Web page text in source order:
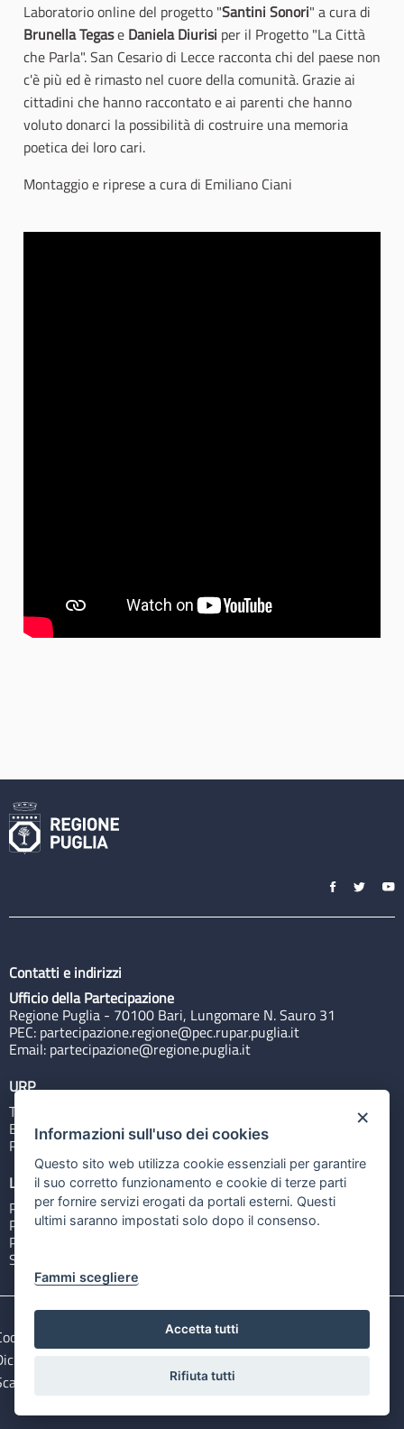
Laboratorio online del progetto "Santini Sonori" a cura di
Brunella Tegase Daniela Diurisi per il Progetto "La Città
che Parla". San Cesario di Lecce racconta chi del paese non
c'è più ed è rimasto nel cuore della comunità. Grazie ai
cittadini che hanno raccontato e ai parenti che hanno
voluto donarci la possibilità di costruire una memoria
poetica dei loro cari.
Montaggio e riprese a cura di Emiliano Ciani
Contatti e indirizzi
Ufficio della Partecipazione
Regione Puglia - 70100 Bari, Lungomare N. Sauro 31
PEC: partecipazione.regione@pec.rupar.puglia.it
Email: partecipazione@regione.puglia.it
URP
Tel: 800713939
Email:quiregione@regione.puglia.it
Rubrica
Link utili
Portale Istituzionale
PO FESR Puglia 2014-2020
PSR Puglia 2014-2020
Sistema Puglia
e privacy
Note legali
di accessibilità
i file Open Data
×
Informazioni sull'uso dei cookies
Questo sito web utilizza cookie essenziali per garantire
il suo corretto funzionamento e cookie di terze parti
per fornire servizi erogati da portali esterni. Questi
ultimi saranno impostati solo dopo il consenso.
Fammi scegliere
Accetta tutti
Rifiuta tutti